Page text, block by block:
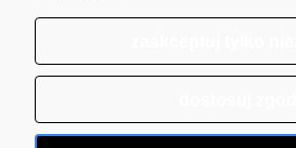
Sklep internetowy